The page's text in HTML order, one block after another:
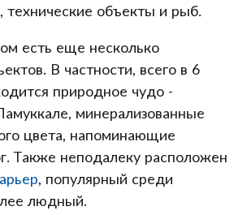
объекты и рыб.
есть еще несколько
В частности, всего в 6
природное чудо -
минерализованные
цвета, напоминающие
Также неподалеку расположен
, популярный среди
людный.